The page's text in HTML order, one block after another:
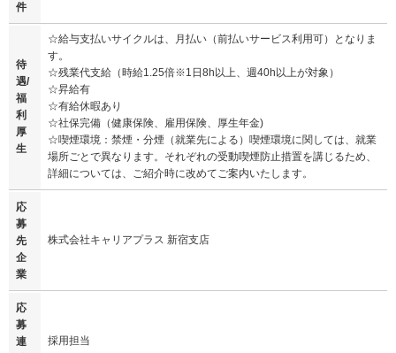
件
待
遇/
福
利
厚
生
☆給与支払いサイクルは、月払い（前払いサービス利用可）となりま
す。
☆残業代支給（時給1.25倍※1日8h以上、週40h以上が対象）
☆昇給有
☆有給休暇あり
☆社保完備（健康保険、雇用保険、厚生年金)
☆喫煙環境：禁煙・分煙（就業先による）喫煙環境に関しては、就業
場所ごとで異なります。それぞれの受動喫煙防止措置を講じるため、
詳細については、ご紹介時に改めてご案内いたします。
応
募
先
企
業
株式会社キャリアプラス 新宿支店
応
募
連
採用担当